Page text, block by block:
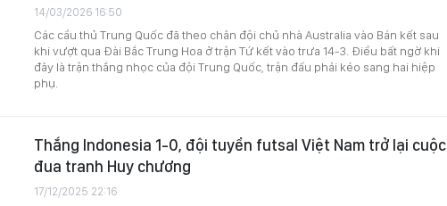
14/03/2026 16:50
Các cầu thủ Trung Quốc đã theo chân đội chủ nhà Australia vào Bán kết sau
khi vượt qua Đài Bắc Trung Hoa ở trận Tứ kết vào trưa 14-3. Điều bất ngờ khi
đây là trận thắng nhọc của đội Trung Quốc, trận đấu phải kéo sang hai hiệp
phụ.
Thắng Indonesia 1-0, đội tuyển futsal Việt Nam trở lại cuộc
đua tranh Huy chương
17/12/2025 22:16